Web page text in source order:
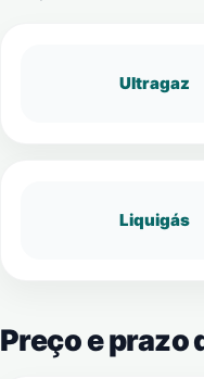
Ultragaz
Liquigás
Preço e prazo